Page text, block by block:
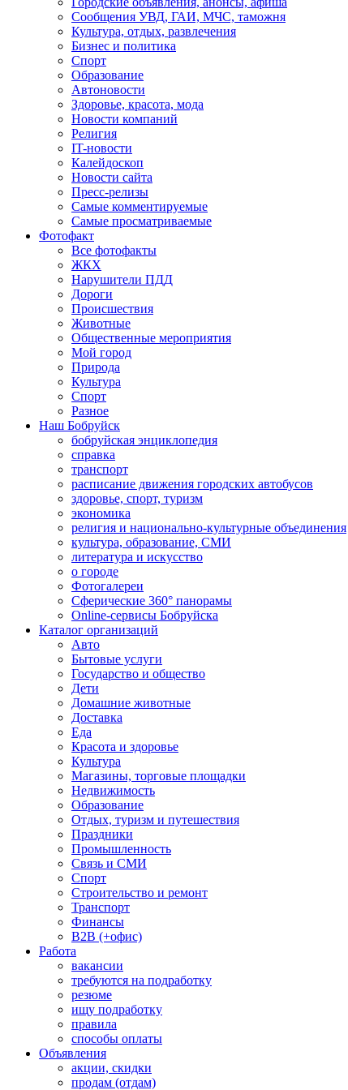
Сообщения УВД, ГАИ, МЧС, таможня
Культура, отдых, развлечения
Бизнес и политика
Спорт
Образование
Автоновости
Здоровье, красота, мода
Новости компаний
Религия
IT-новости
Калейдоскоп
Новости сайта
Пресс-релизы
Самые комментируемые
Самые просматриваемые
Фотофакт
Все фотофакты
ЖКХ
Нарушители ПДД
Дороги
Происшествия
Животные
Общественные мероприятия
Мой город
Природа
Культура
Спорт
Разное
Наш Бобруйск
бобруйская энциклопедия
справка
транспорт
расписание движения городских автобусов
здоровье, спорт, туризм
экономика
религия и национально-культурные объединения
культура, образование, СМИ
литература и искусство
о городе
Фотогалереи
Сферические 360° панорамы
Online-сервисы Бобруйска
Каталог организаций
Авто
Бытовые услуги
Государство и общество
Дети
Домашние животные
Доставка
Еда
Красота и здоровье
Культура
Магазины, торговые площадки
Недвижимость
Образование
Отдых, туризм и путешествия
Праздники
Промышленность
Связь и СМИ
Спорт
Строительство и ремонт
Транспорт
Финансы
B2B (+офис)
Работа
вакансии
требуются на подработку
резюме
ищу подработку
правила
способы оплаты
Объявления
акции, скидки
продам (отдам)